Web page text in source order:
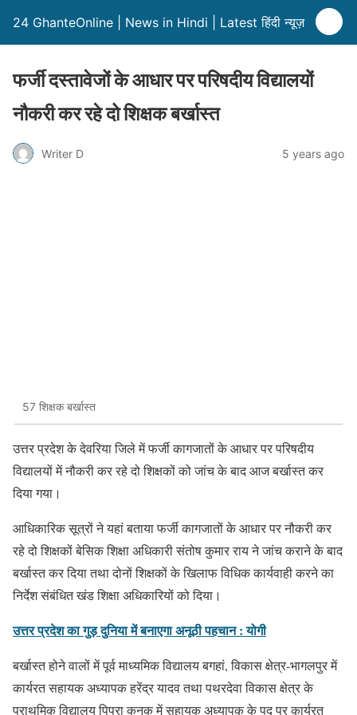
24 GhanteOnline | News in Hindi | Latest हिंदी न्यूज़
फर्जी दस्तावेजों के आधार पर परिषदीय विद्यालयों
नौकरी कर रहे दो शिक्षक बर्खास्त
Writer D 5 years ago
57 शिक्षक बर्खास्त
उत्तर प्रदेश के देवरिया जिले में फर्जी कागजातों के आधार पर परिषदीय
विद्यालयों में नौकरी कर रहे दो शिक्षकों को जांच के बाद आज बर्खास्त कर
दिया गया।
आधिकारिक सूत्रों ने यहां बताया फर्जी कागजातों के आधार पर नौकरी कर
रहे दो शिक्षकों बेसिक शिक्षा अधिकारी संतोष कुमार राय ने जांच कराने के बाद
बर्खास्त कर दिया तथा दोनों शिक्षकों के खिलाफ विधिक कार्यवाही करने का
निर्देश संबंधित खंड शिक्षा अधिकारियों को दिया।
उत्तर प्रदेश का गुड़ दुनिया में बनाएगा अनूठी पहचान : योगी
बर्खास्त होने वालों में पूर्व माध्यमिक विद्यालय बगहां, विकास क्षेत्र-भागलपुर में
कार्यरत सहायक अध्यापक हरेंद्र यादव तथा पथरदेवा विकास क्षेत्र के
प्राथमिक विद्यालय पिपरा कनक में सहायक अध्यापक के पद पर कार्यरत